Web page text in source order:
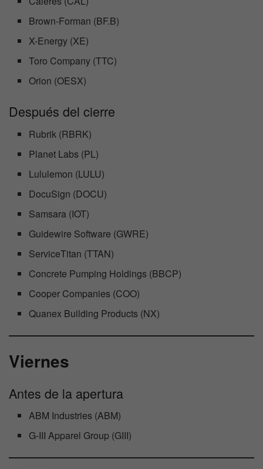
Brown-Forman (BF.B)
X-Energy (XE)
Toro Company (TTC)
Orion (OESX)
Después del cierre
Rubrik (RBRK)
Planet Labs (PL)
Lululemon (LULU)
DocuSign (DOCU)
Samsara (IOT)
Guidewire Software (GWRE)
ServiceTitan (TTAN)
Concrete Pumping Holdings (BBCP)
Cooper Companies (COO)
Quanex Building Products (NX)
Viernes
Antes de la apertura
ABM Industries (ABM)
G-III Apparel Group (GIII)